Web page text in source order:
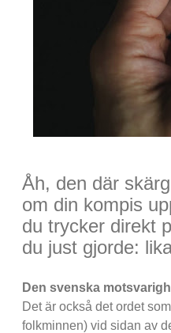
Åh, den där
om din kompis
du trycker direkt
du just gjorde:
Den svenska
Det är också det ordet
folkminnen) vid sidan av